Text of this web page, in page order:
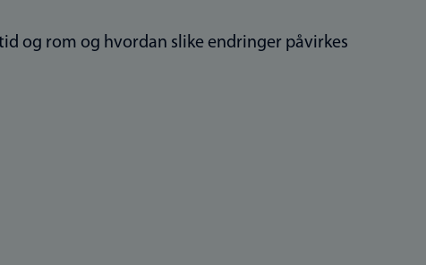
og rom og hvordan slike endringer påvirkes